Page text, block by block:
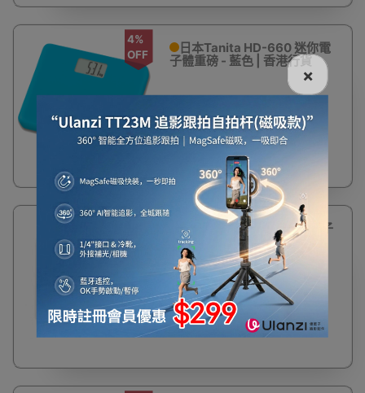
4%
OFF
日本Tanita HD-660 迷你電
子體重磅 - 藍色 | 香港行貨
$278 $290
4%
日本Tanita HD-660 迷你電子
體重磅 - 白色 | 香港行貨
$278 $290
×